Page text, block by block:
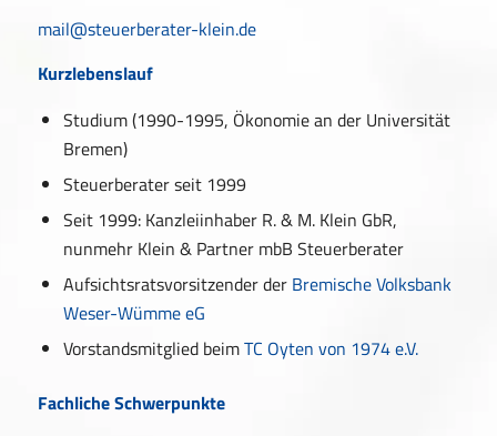
mail@steuerberater-klein.de
Kurzlebenslauf
Studium (1990-1995, Ökonomie an der Universität
Bremen)
Steuerberater seit 1999
Seit 1999: Kanzleiinhaber R. & M. Klein GbR,
nunmehr Klein & Partner mbB Steuerberater
Aufsichtsratsvorsitzender der Bremische Volksbank
Weser-Wümme eG
Vorstandsmitglied beimTC Oyten von 1974 e.V.
Fachliche Schwerpunkte